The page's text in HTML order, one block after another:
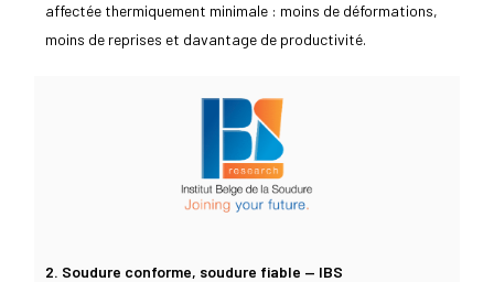
affectée thermiquement minimale : moins de déformations,
moins de reprises et davantage de productivité.
2. Soudure conforme, soudure fiable — IBS